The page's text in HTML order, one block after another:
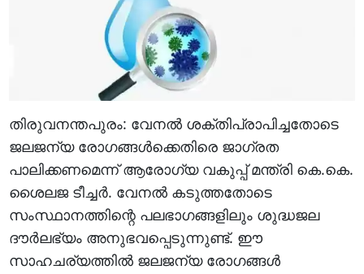
തിരുവനന്തപുരം: വേനല്‍ ശക്തിപ്രാപിച്ചതോടെ
ജലജന്യ രോഗങ്ങള്‍ക്കെതിരെ ജാഗ്രത
പാലിക്കണമെന്ന് ആരോഗ്യ വകുപ്പ് മന്ത്രി കെ.കെ.
ശൈലജ ടീച്ചര്‍. വേനല്‍ കടുത്തതോടെ
സംസ്ഥാനത്തിന്റെ പലഭാഗങ്ങളിലും ശുദ്ധജല
ദൗര്‍ലഭ്യം അനുഭവപ്പെടുന്നുണ്ട്. ഈ
സാഹചര്യത്തില്‍ ജലജന്യ രോഗങ്ങള്‍